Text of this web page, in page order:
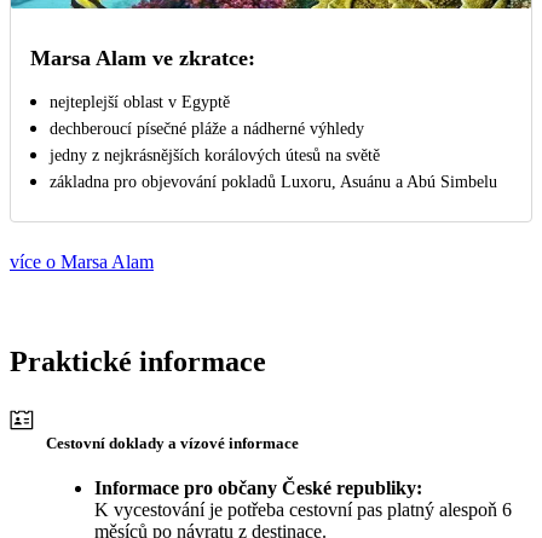
Marsa Alam ve zkratce:
nejteplejší oblast v Egyptě
dechberoucí písečné pláže a nádherné výhledy
jedny z nejkrásnějších korálových útesů na světě
základna pro objevování pokladů Luxoru, Asuánu a Abú Simbelu
více o Marsa Alam
Praktické informace
Cestovní doklady a vízové informace
Informace pro občany České republiky:
K vycestování je potřeba cestovní pas platný alespoň 6
měsíců po návratu z destinace.